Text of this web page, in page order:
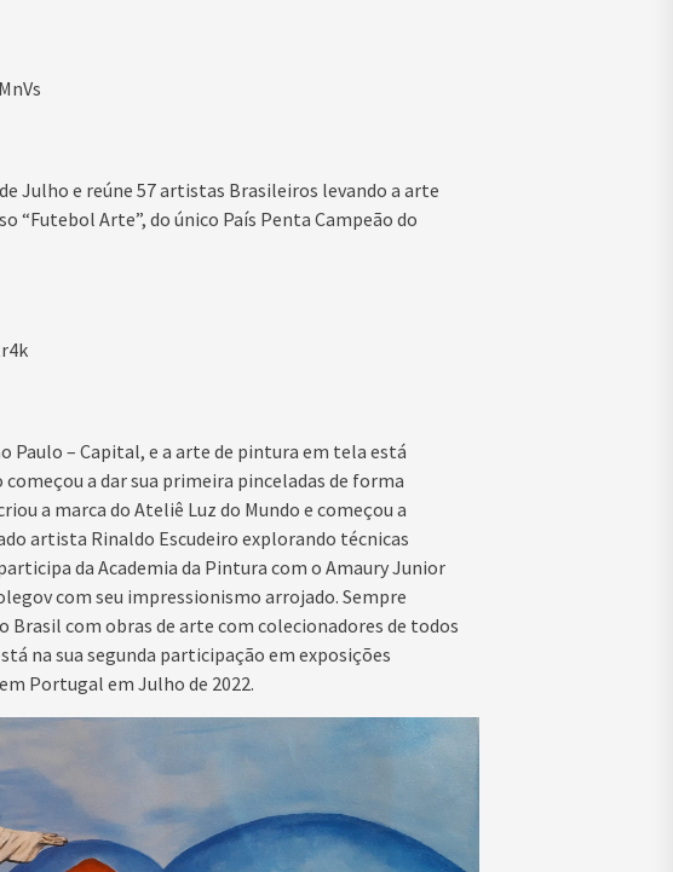
Julho e reúne 57 artistas Brasileiros levando a arte
“Futebol Arte”, do único País Penta Campeão do
Paulo – Capital, e a arte de pintura em tela está
a dar sua primeira pinceladas de forma
a marca do Ateliê Luz do Mundo e começou a
artista Rinaldo Escudeiro explorando técnicas
daAcademia da Pintura com o Amaury Junior
com seu impressionismo arrojado.Sempre
com obras de arte com colecionadores de todos
na sua segunda participação em exposições
Portugal em Julho de 2022.